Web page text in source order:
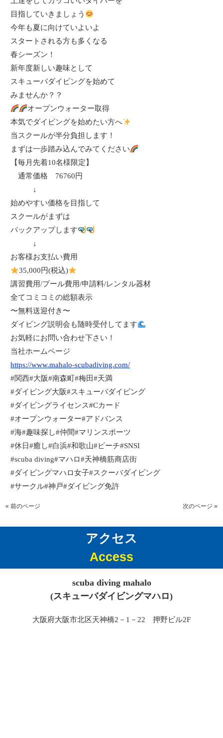
目指していきましょう
今年も夏に向けていよいよ
スタートされる方も多くなる
春シーズン！
新年度新しい趣味として
スキューバダイビングを始めて
みませんか？？
オープンウォーター取得
本気でダイビングを始めたい方へ
当スクールが半分負担します！
まずは一歩踏み込んでみてください
【毎月先着10名様限定】
通常価格 76760円
↓
始めやすい価格を目指して
スクールがまずは
バックアップします
↓
お客様お支払い費用
35,000円(税込)
講習費用/プール費用/申請料/レンタル器材
全てコミコミの総額表示
〜無料送迎付き〜
ダイビング説明会も随時受付してます
お気軽にお問い合わせ下さい！
当社ホームページ
https://www.mahalo-scubadiving.com/
#関西#大阪#南森町#梅田#天満
#ダイビング大阪#スキューバダイビング
#ダイビングライセンス#Cカード
#オープンウォーター#アドバンス
#海#趣味探し#仲間#マリンスポーツ
#休日#癒し#白浜#和歌山#ビーチ#SNSI
#scuba diving#マハロ#天神橋筋商店街
#ダイビングマハロ女子#スクーバダイビング
#サークル#神戸#ダイビング免許
« 前のページ 次のページ »
アクセス
Access
scuba diving mahalo
(スキューバダイビングマハロ)
大阪府大阪市北区天神橋2－1－22 押野ビル2F